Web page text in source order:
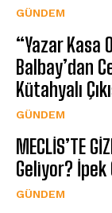
GÜNDEM
“Yazar Kasa
Balbay’dan
Kütahyalı
GÜNDEM
MECLİS’TE
Geliyor? İpek
GÜNDEM